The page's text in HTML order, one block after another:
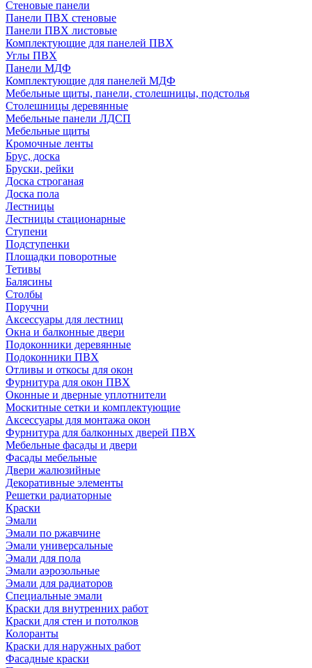
Стеновые панели
Панели ПВХ стеновые
Панели ПВХ листовые
Комплектующие для панелей ПВХ
Углы ПВХ
Панели МДФ
Комплектующие для панелей МДФ
Мебельные щиты, панели, столешницы, подстолья
Столешницы деревянные
Мебельные панели ЛДСП
Мебельные щиты
Кромочные ленты
Брус, доска
Бруски, рейки
Доска строганая
Доска пола
Лестницы
Лестницы стационарные
Ступени
Подступенки
Площадки поворотные
Тетивы
Балясины
Столбы
Поручни
Аксессуары для лестниц
Окна и балконные двери
Подоконники деревянные
Подоконники ПВХ
Отливы и откосы для окон
Фурнитура для окон ПВХ
Оконные и дверные уплотнители
Москитные сетки и комплектующие
Аксессуары для монтажа окон
Фурнитура для балконных дверей ПВХ
Мебельные фасады и двери
Фасады мебельные
Двери жалюзийные
Декоративные элементы
Решетки радиаторные
Краски
Эмали
Эмали по ржавчине
Эмали универсальные
Эмали для пола
Эмали аэрозольные
Эмали для радиаторов
Специальные эмали
Краски для внутренних работ
Краски для стен и потолков
Колоранты
Краски для наружных работ
Фасадные краски